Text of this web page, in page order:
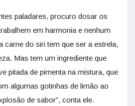
paladares, procuro dosar os
em harmonia e nenhum
carne do siri tem que ser a estrela,
Mas tem um ingrediente que
pitada de pimenta na mistura, que
algumas gotinhas de limão ao
de sabor”, conta ele.